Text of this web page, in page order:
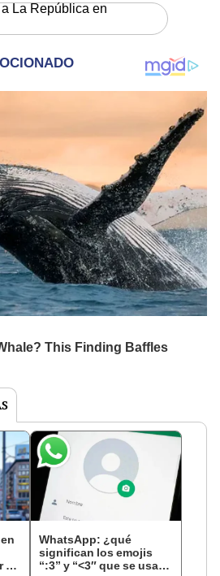
La República en
un
WhatsApp: ¿qué
significan los emojis
“:3” y “<3″ que se usan